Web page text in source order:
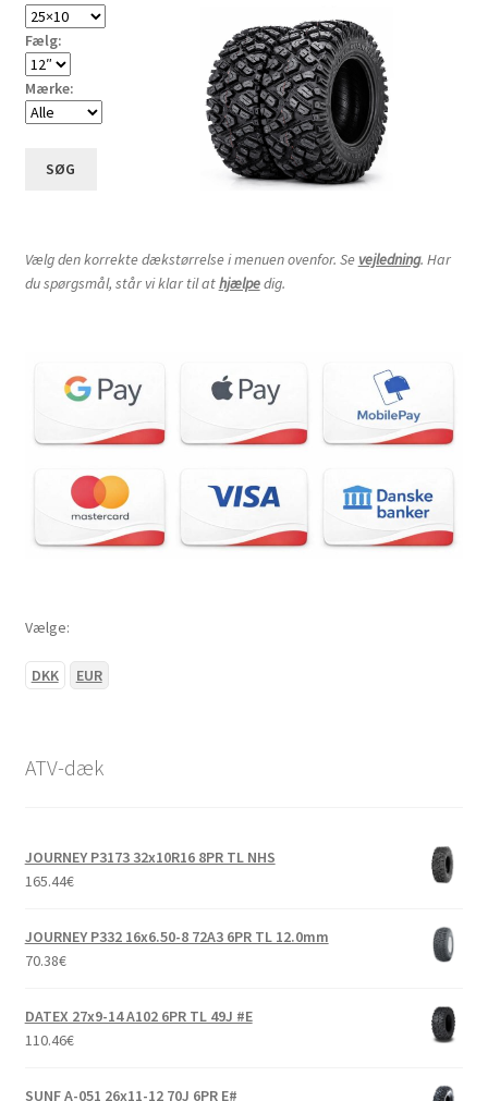
Fælg:
Mærke:
SØG
Vælg den korrekte dækstørrelse i menuen ovenfor. Se vejledning. Har
du spørgsmål, står vi klar til athjælpedig.
Vælge:
DKK EUR
ATV-dæk
JOURNEY P3173 32x10R16 8PR TL NHS
165.44€
JOURNEY P332 16x6.50-8 72A3 6PR TL 12.0mm
70.38€
DATEX 27x9-14 A102 6PR TL 49J #E
110.46€
SUNF A-051 26x11-12 70J 6PR E#